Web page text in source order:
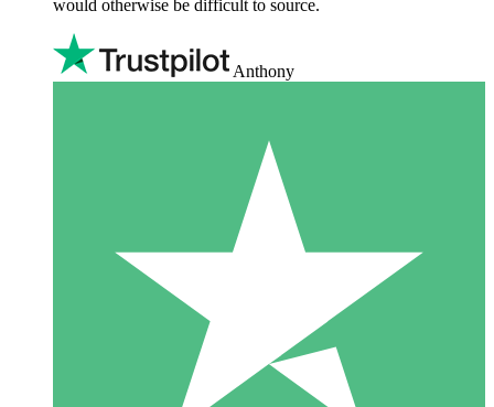
would otherwise be difficult to source.
Anthony